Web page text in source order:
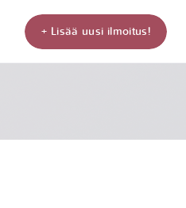
+ Lisää uusi ilmoitus!